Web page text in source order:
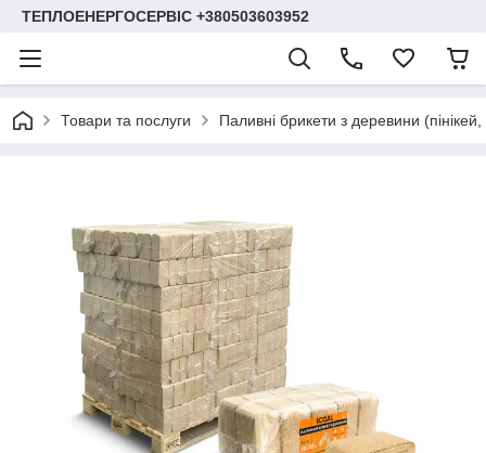
ТЕПЛОЕНЕРГОСЕРВІС +380503603952
Товари та послуги Паливні брикети з деревини